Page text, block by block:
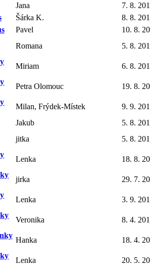
Jana
7. 8.
Šárka K.
8. 8.
Pavel
10. 8.
Romana
5. 8.
Miriam
6. 8.
Petra Olomouc
19. 8.
Milan, Frýdek-Místek
9. 9.
Jakub
5. 8.
jitka
5. 8.
Lenka
18. 8.
jirka
29. 7.
Lenka
3. 9.
Veronika
8. 4.
Hanka
18. 4.
Lenka
20. 5.